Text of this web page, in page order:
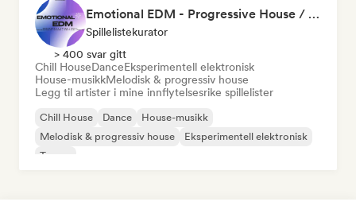
Emotional EDM - Progressive House / Festival House / Chill Progressive House
Spillelistekurator
> 400 svar gitt
Chill HouseDanceEksperimentell elektronisk
House-musikkMelodisk & progressiv house
Legg til artister i mine innflytelsesrike spillelister
Chill House Dance
House-musikk
Melodisk & progressiv house
Eksperimentell elektronisk
Trance